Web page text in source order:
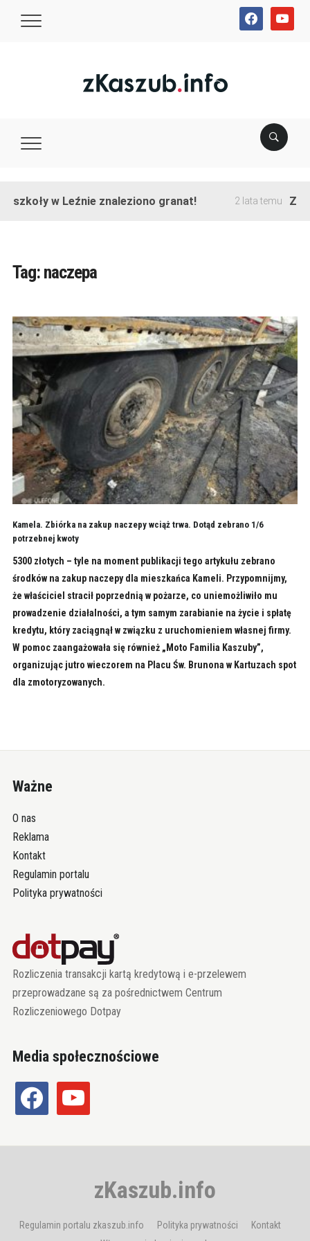
facebookyoutube
szkoły w Leźnie znaleziono granat! 2 lata temu
Tag: naczepa
Kamela. Zbiórka na zakup naczepy wciąż trwa. Dotąd zebrano 1/6
potrzebnej kwoty
5300 złotych – tyle na moment publikacji tego artykułu zebrano
środków na zakup naczepy dla mieszkańca Kameli. Przypomnijmy,
że właściciel stracił poprzednią w pożarze, co uniemożliwiło mu
prowadzenie działalności, a tym samym zarabianie na życie i spłatę
kredytu, który zaciągnął w związku z uruchomieniem własnej firmy.
W pomoc zaangażowała się również „Moto Familia Kaszuby”,
organizując jutro wieczorem na Placu Św. Brunona w Kartuzach spot
dla zmotoryzowanych.
Ważne
O nas
Reklama
Kontakt
Regulamin portalu
Polityka prywatności
Rozliczenia transakcji kartą kredytową i e-przelewem
przeprowadzane są za pośrednictwem Centrum
Rozliczeniowego Dotpay
Media społecznościowe
facebook youtube
zKaszub.info
Regulamin portalu zkaszub.info Polityka prywatności
Kontakt